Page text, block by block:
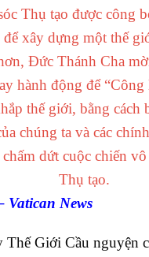
Thụ tạo được công
xây dựng một thế
Đức Thánh Cha
hành động để
thế giới, bằng cách
chúng ta và các
dứt cuộc chiến
Thụ tạo.
Vatican News
Thế Giới Cầu nguyện